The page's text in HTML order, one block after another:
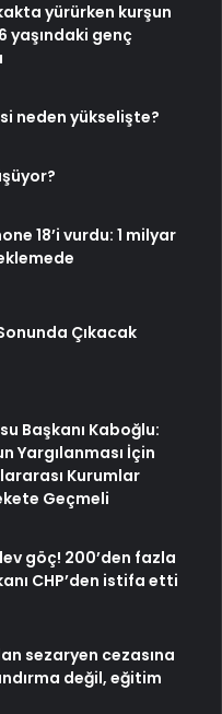
yürürken kurşun
yaşındaki genç
neden yükselişte?
18’i vurdu: 1 milyar
Çıkacak
Başkanı Kaboğlu:
Yargılanması İçin
Kurumlar
Geçmeli
göç! 200’den fazla
CHP’den istifa etti
sezaryen cezasına
değil, eğitim